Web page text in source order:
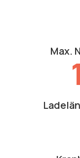
Max.